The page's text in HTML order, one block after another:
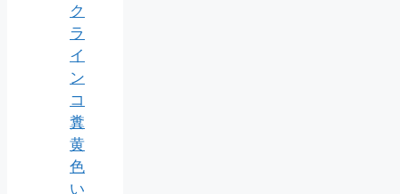
ク
ラ
イ
ン
コ
糞
黄
色
い